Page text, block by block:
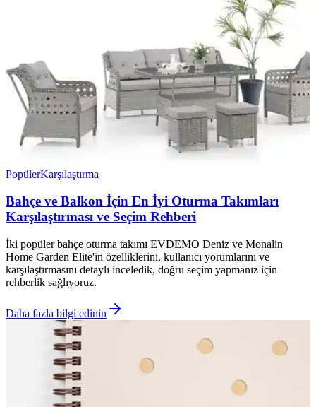
PopülerKarşılaştırma
Bahçe ve Balkon İçin En İyi Oturma Takımları
Karşılaştırması ve Seçim Rehberi
İki popüler bahçe oturma takımı EVDEMO Deniz ve Monalin
Home Garden Elite'in özelliklerini, kullanıcı yorumlarını ve
karşılaştırmasını detaylı inceledik, doğru seçim yapmanız için
rehberlik sağlıyoruz.
Daha fazla bilgi edinin